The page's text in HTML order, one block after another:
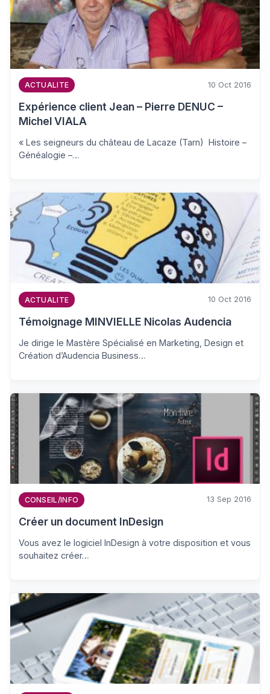
ACTUALITE 10 Oct 2016
Expérience client Jean – Pierre DENUC –
Michel VIALA
« Les seigneurs du château de Lacaze (Tarn) Histoire –
Généalogie –…
ACTUALITE 10 Oct 2016
Témoignage MINVIELLE Nicolas Audencia
Je dirige le Mastère Spécialisé en Marketing, Design et
Création d’Audencia Business…
CONSEIL/INFO 13 Sep 2016
Créer un document InDesign
Vous avez le logiciel InDesign à votre disposition et vous
souhaitez créer…